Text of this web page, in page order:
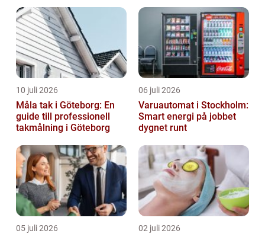
10 juli 2026
Måla tak i Göteborg: En
guide till professionell
takmålning i Göteborg
06 juli 2026
Varuautomat i Stockholm:
Smart energi på jobbet
dygnet runt
05 juli 2026 02 juli 2026